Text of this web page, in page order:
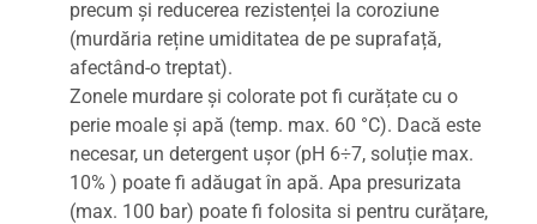
precum și reducerea rezistenței la coroziune
(murdăria reține umiditatea de pe suprafață,
afectând-o treptat).
Zonele murdare și colorate pot fi curățate cu o
perie moale și apă (temp. max. 60 °C). Dacă este
necesar, un detergent ușor (pH 6÷7, soluție max.
10% ) poate fi adăugat în apă. Apa presurizata
(max. 100 bar) poate fi folosita si pentru curățare,